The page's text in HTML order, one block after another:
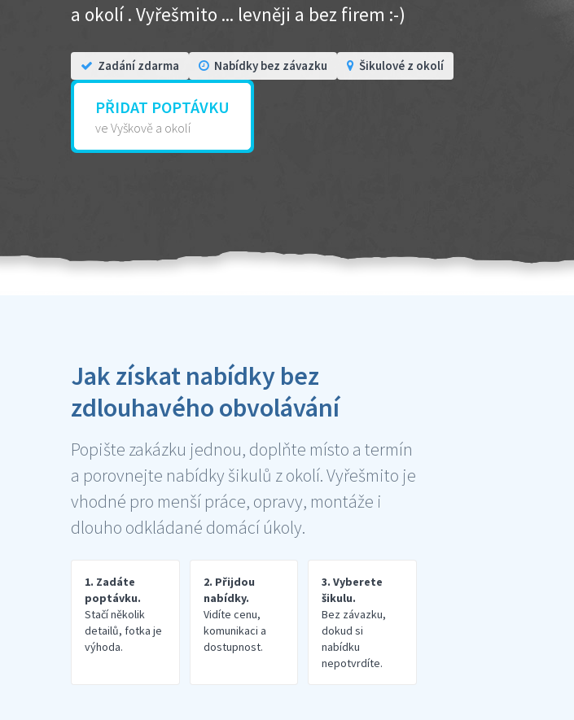
a okolí . Vyřešmito ... levněji a bez firem :-)
Zadání zdarma Nabídky bez závazku Šikulové z okolí
PŘIDAT POPTÁVKU
ve Vyškově a okolí
Jak získat nabídky bez
zdlouhavého obvolávání
Popište zakázku jednou, doplňte místo a termín
a porovnejte nabídky šikulů z okolí. Vyřešmito je
vhodné pro menší práce, opravy, montáže i
dlouho odkládané domácí úkoly.
1. Zadáte
poptávku.
Stačí několik
detailů, fotka je
výhoda.
2. Přijdou
nabídky.
Vidíte cenu,
komunikaci a
dostupnost.
3. Vyberete
šikulu.
Bez závazku,
dokud si
nabídku
nepotvrdíte.